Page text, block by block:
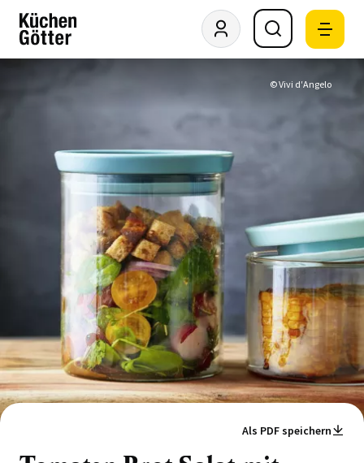
© Vivi d′Angelo
Als PDF speichern